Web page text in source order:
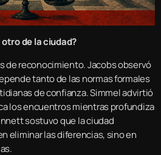
de la ciudad?
de reconocimiento. Jacobs observó
tanto de las normas formales
de confianza. Simmel advirtió
los encuentros mientras profundiza
sostuvo que la ciudad
eliminar las diferencias, sino en